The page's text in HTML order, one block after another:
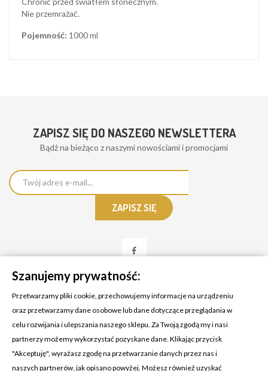
Nie przemrażać.
Pojemność: 1000 ml
ZAPISZ SIĘ DO NASZEGO NEWSLETTERA
Bądż na bieżąco z naszymi nowościami i promocjami
KONTAKT Z NAMI
Adres:
Cosmetic4car
Budzisz 73A
Szanujemy prywatność:
Przetwarzamy pliki cookie, przechowujemy informacje na urządzeniu
oraz przetwarzamy dane osobowe lub dane dotyczące przeglądania w
celu rozwijania i ulepszania naszego sklepu. Za Twoją zgodą my i nasi
partnerzy możemy wykorzystać pozyskane dane. Klikając przycisk
"Akceptuję", wyrażasz zgodę na przetwarzanie danych przez nas i
naszych partnerów, jak opisano powyżej. Możesz również uzyskać